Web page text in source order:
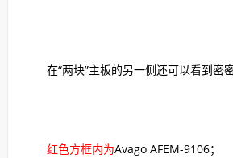
在“两块”主板的另一侧还可以看到密密
红色方框内为Avago AFEM-9106；